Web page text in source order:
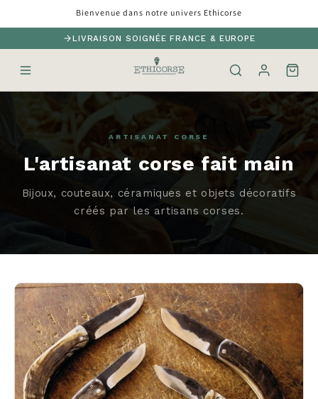
au
Bienvenue dans notre univers Ethicorse
LIVRAISON SOIGNÉE FRANCE & EUROPE
ARTISANAT CORSE
L'artisanat corse fait main
Bijoux, couteaux, céramiques et objets décoratifs
créés par les artisans corses.